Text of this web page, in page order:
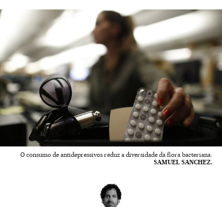
O consumo de antidepressivos reduz a diversidade da flora bacteriana.
SAMUEL SANCHEZ.